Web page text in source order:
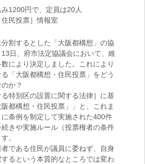
1200円で、定員は20人
民投票］情報室
割するとした「大阪都構想」の協
日、府市法定協議会において、維
により決定しました。これにより
「大阪都構想・住民投票」をどう
か？
る特別区の設置に関する法律］に基
都構想・住民投票」」と、これま
条例を制定して実施された400件
きや実施ルール（投票権者の条件
。
である住民が議員に委ねず、自身
るという本質的なところでは変わ